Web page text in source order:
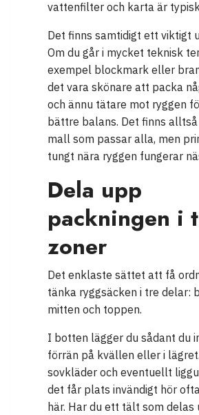
vattenfilter och karta är
Det finns samtidigt ett viktigt
Om du går i mycket teknisk
exempel blockmark eller
det vara skönare att packa
och ännu tätare mot ryggen
bättre balans. Det finns
mall som passar alla, men
tungt nära ryggen fungerar
Dela upp
packningen i
zoner
Det enklaste sättet att få
tänka ryggsäcken i tre delar:
mitten och toppen.
I botten lägger du sådant du
förrän på kvällen eller i
sovkläder och eventuellt
det får plats invändigt hör
här. Har du ett tält som delas